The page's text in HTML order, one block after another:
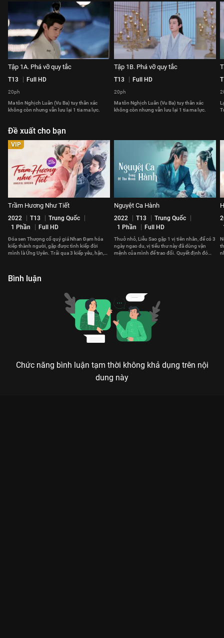
Tập 1A. Phá vỡ quy tắc
T13 Full HD
20ph
Ma tôn Nghịch Luân (Vu Ba) tuy thân xác
không còn nhưng vẫn lưu lại 1 tia ma lực.
Tập 1B. Phá vỡ quy tắc
T13 Full HD
20ph
Ma tôn Nghịch Luân (Vu Ba) tuy thân xác
không còn nhưng vẫn lưu lại 1 tia ma lực.
Đề xuất cho bạn
VIP
Trầm Hương Như Tiết
2022 T13
Trung Quốc
1 Phần
Full HD
Đóa sen Thượng cổ quý giá Nhan Đạm hóa
kiếp thành người, gặp được tình kiếp đời
mình là Ứng Uyên. Trải qua 3 kiếp yêu, hận,
Nguyệt Ca Hành
2022 T13
Trung Quốc
1 Phần
Full HD
Thuở nhỏ, Liễu Sao gặp 1 vị tiên nhân, để có 3
ngày ngao du, vị tiểu thư này đã dùng vận
mệnh của mình để trao đổi. Quyết định đó
Bình luận
Chức năng bình luận tạm thời không khả dụng trên nội
dung này